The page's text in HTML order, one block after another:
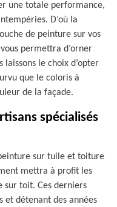
une totale performance,
D’où la
de peinture sur vos
permettra d’orner
le choix d’opter
que le coloris à
de la façade.
spécialisés
sur tuile et toiture
mettra à profit les
sur toit. Ces derniers
et détenant des années